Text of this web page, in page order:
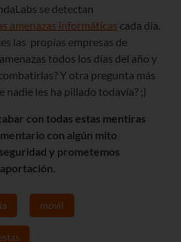
se detectan
amenazas informáticas cada día.
las propias empresas de
todos los días del año y
Y otra pregunta más
nadie les ha pillado todavía? ;)
con todas estas mentiras
con algún mito
y prometemos
móvil